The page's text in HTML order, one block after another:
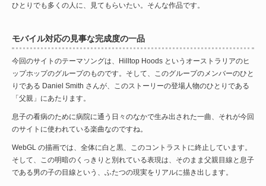
ひとりでも多くの人に、見てもらいたい。そんな作品です。
モバイル対応の見事な完成度の一品
今回のサイトのテーマソングは、Hilltop Hoods というオーストラリアのヒ
ップホップのグループのものです。そして、このグループのメンバーのひと
りである Daniel Smith さんが、このストーリーの登場人物のひとりである
「父親」にあたります。
息子の看病のために病院に通う日々のなかで生み出された一曲、それが今回
のサイトに使われている楽曲なのですね。
WebGL の描画では、全体に白と黒、このコントラストに終止しています。
そして、この明暗のくっきりと別れている表現は、そのまま父親目線と息子
である男の子の目線という、ふたつの現実をリアルに描き出します。